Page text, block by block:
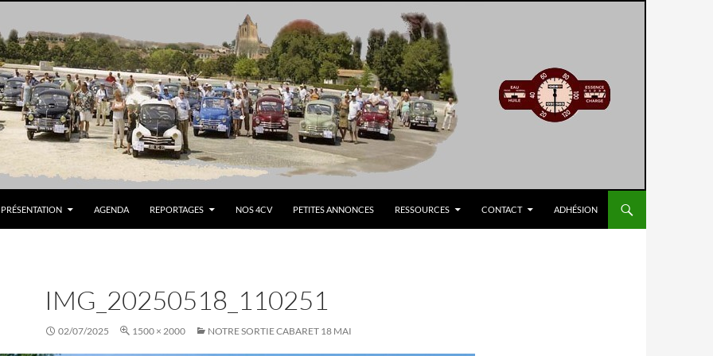
PRÉSENTATION AGENDA REPORTAGES NOS 4CV PETITES ANNONCES RESSOURCES CONTACT ADHÉSION
IMG_20250518_110251
02/07/2025 1500 × 2000 NOTRE SORTIE CABARET 18 MAI